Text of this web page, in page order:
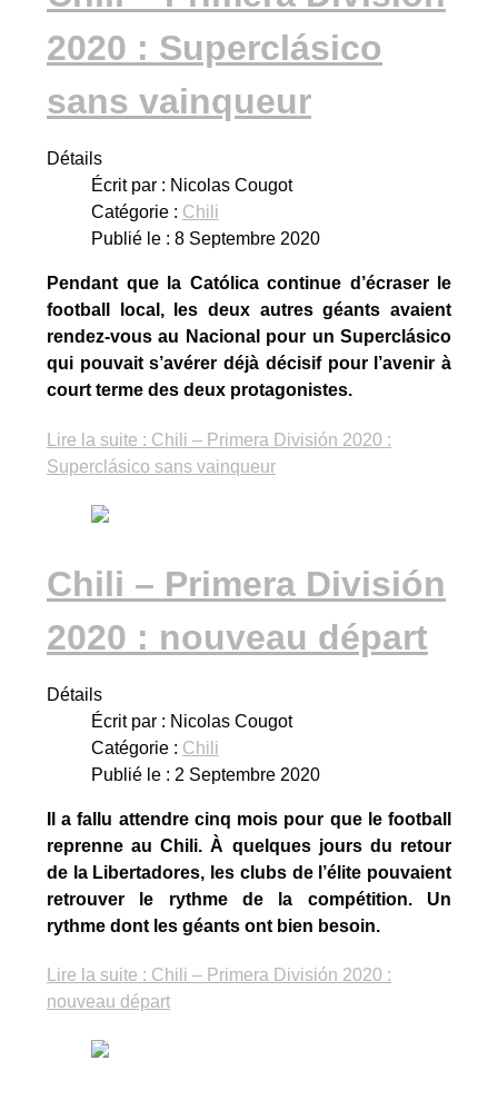
2020 : Superclásico
sans vainqueur
Détails
Écrit par : Nicolas Cougot
Catégorie : Chili
Publié le : 8 Septembre 2020
Pendant que la Católica continue d’écraser le
football local, les deux autres géants avaient
rendez-vous au Nacional pour un Superclásico
qui pouvait s’avérer déjà décisif pour l’avenir à
court terme des deux protagonistes.
Lire la suite : Chili – Primera División 2020 :
Superclásico sans vainqueur
Chili – Primera División
2020 : nouveau départ
Détails
Écrit par : Nicolas Cougot
Catégorie : Chili
Publié le : 2 Septembre 2020
Il a fallu attendre cinq mois pour que le football
reprenne au Chili. À quelques jours du retour
de la Libertadores, les clubs de l’élite pouvaient
retrouver le rythme de la compétition. Un
rythme dont les géants ont bien besoin.
Lire la suite : Chili – Primera División 2020 :
nouveau départ